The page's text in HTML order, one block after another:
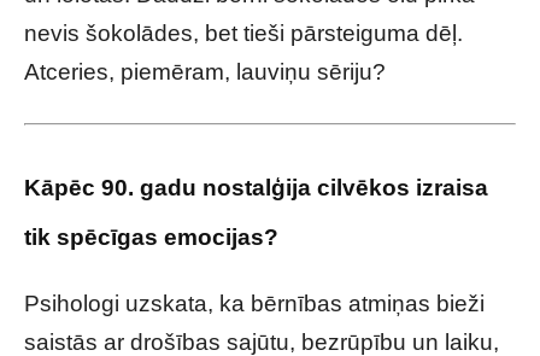
nevis šokolādes, bet tieši pārsteiguma dēļ.
Atceries, piemēram, lauviņu sēriju?
Kāpēc 90. gadu nostalģija cilvēkos izraisa
tik spēcīgas emocijas?
Psihologi uzskata, ka bērnības atmiņas bieži
saistās ar drošības sajūtu, bezrūpību un laiku,